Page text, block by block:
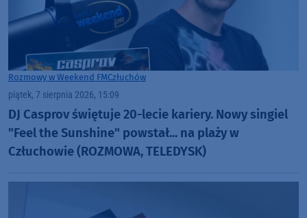
Rozmowy w Weekend FMCzłuchów
piątek, 7 sierpnia 2026, 15:09
DJ Casprov świętuje 20-lecie kariery. Nowy singiel
"Feel the Sunshine" powstał... na plaży w
Człuchowie (ROZMOWA, TELEDYSK)